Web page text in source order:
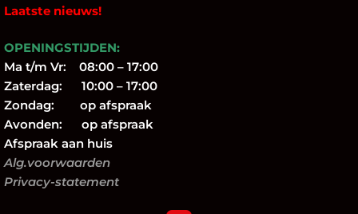
Laatste nieuws!
OPENINGSTIJDEN:
Ma t/m Vr: 08:00 – 17:00
Zaterdag: 10:00 – 17:00
Zondag: op afspraak
Avonden: op afspraak
Afspraak aan huis
Alg.voorwaarden
Privacy-statement